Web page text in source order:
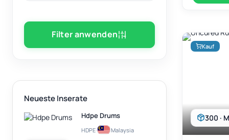
Filter anwenden
Neueste Inserate
Hdpe Drums
HDPE· Malaysia
300 ·
Kauf